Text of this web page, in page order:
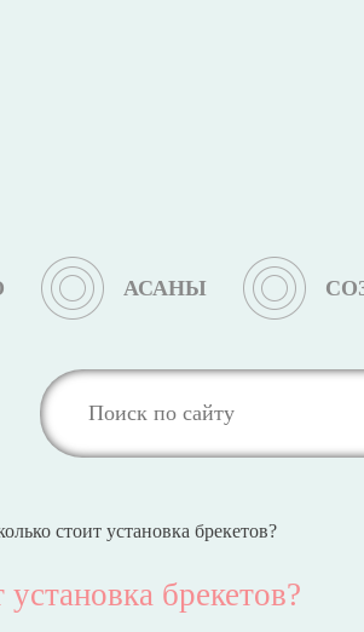
АСАНЫ
стоит установка брекетов?
брекетов?